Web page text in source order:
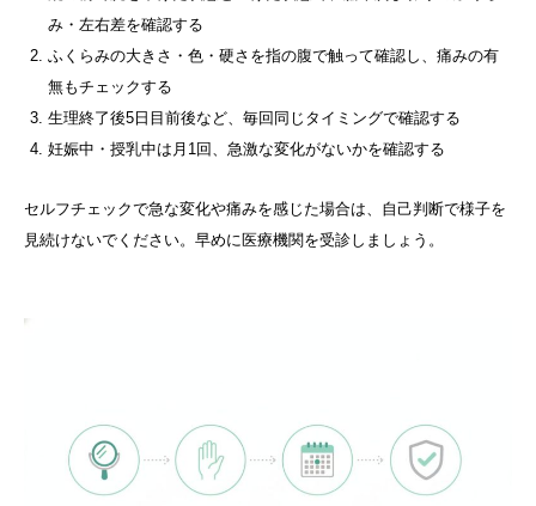
み・左右差を確認する
ふくらみの大きさ・色・硬さを指の腹で触って確認し、痛みの有
無もチェックする
生理終了後5日目前後など、毎回同じタイミングで確認する
妊娠中・授乳中は月1回、急激な変化がないかを確認する
セルフチェックで急な変化や痛みを感じた場合は、自己判断で様子を
見続けないでください。早めに医療機関を受診しましょう。